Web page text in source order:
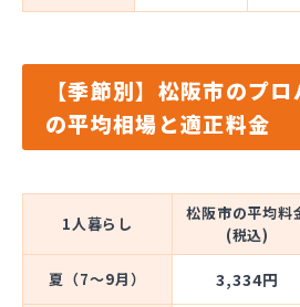
【季節別】松阪市のプ
の平均相場と適正料金
1人暮らし
松阪市の平均料
(税込)
夏（7～9月） 3,334円